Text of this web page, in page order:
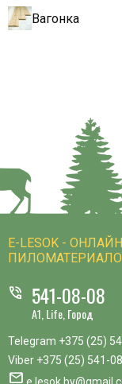
Вагонка
E-LESOK -
phone_in_talk 541-08-08
A1, Life, Город
Telegram +375 (25)
Viber +375 (25) 541-
mail